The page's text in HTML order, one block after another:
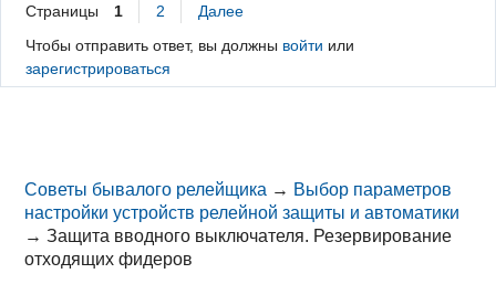
Страницы 1 2
Далее
Чтобы отправить ответ, вы должны войти или
зарегистрироваться
Советы бывалого релейщика → Выбор параметров
настройки устройств релейной защиты и автоматики
→Защита вводного выключателя. Резервирование
отходящих фидеров